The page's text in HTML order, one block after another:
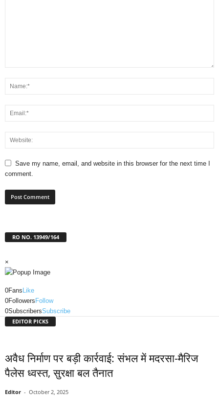
Save my name, email, and website in this browser for the next time I
comment.
RO NO. 13949/164
×
0Fans Like
0Followers Follow
0SubscribersSubscribe
EDITOR PICKS
अवैध निर्माण पर बड़ी कार्रवाई: संभल में मदरसा-मैरिज
पैलेस ध्वस्त, सुरक्षा बल तैनात
Editor - October 2, 2025